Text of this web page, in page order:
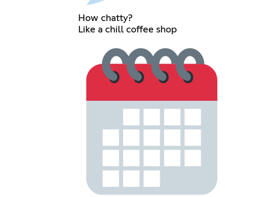
How chatty?
Like a chill coffee shop